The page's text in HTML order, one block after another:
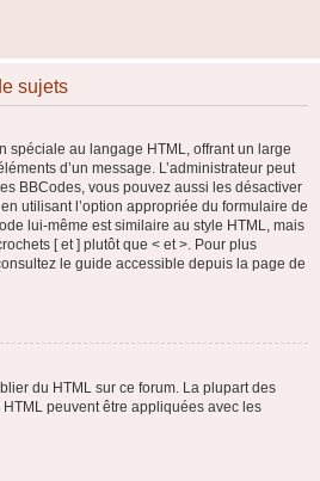
sujets
spéciale au langage HTML, offrant un large
d’un message. L’administrateur peut
BBCodes, vous pouvez aussi les désactiver
utilisant l’option appropriée du formulaire de
lui-même est similaire au style HTML, mais
[ et ] plutôt que < et >. Pour plus
le guide accessible depuis la page de
du HTML sur ce forum. La plupart des
peuvent être appliquées avec les